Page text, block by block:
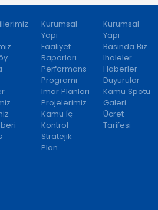
Kurumsal
Yapı
Faaliyet
Raporları
Performans
Programı
İmar Planları
Projelerimiz
Kamu İç
Kontrol
Stratejik
Plan
Kurumsal
Yapı
Basında Biz
İhaleler
Haberler
Duyurular
Kamu Spotu
Galeri
Ücret
Tarifesi